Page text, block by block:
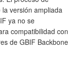
versión ampliada
ya no se
compatibilidad con
de GBIF Backbone